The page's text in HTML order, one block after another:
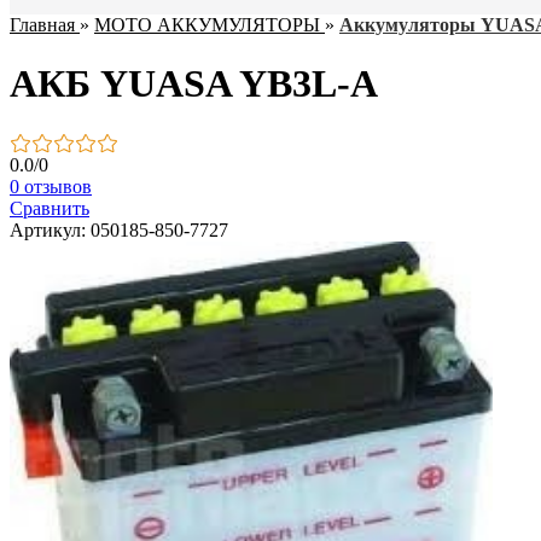
Главная » МОТО АККУМУЛЯТОРЫ » Аккумуляторы
АКБ YUASA YB3L-A
0.0/0
0 отзывов
Сравнить
Артикул: 050185-850-7727